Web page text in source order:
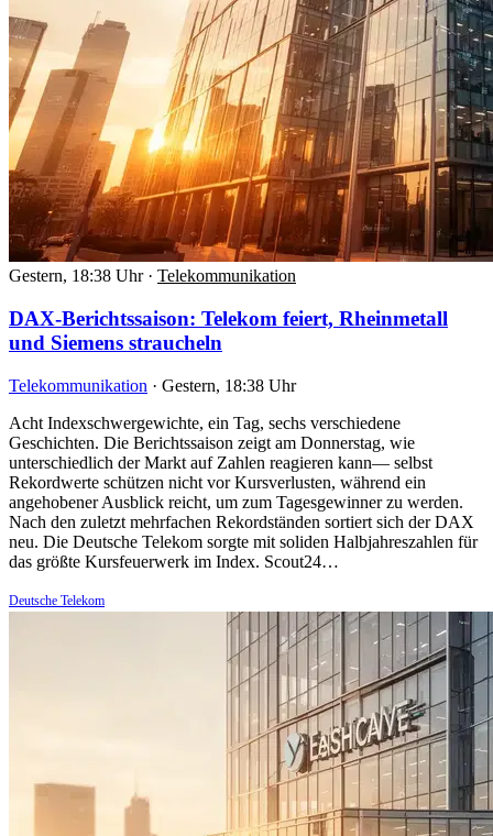
Gestern, 18:38 Uhr · Telekommunikation
DAX-Berichtssaison: Telekom feiert, Rheinmetall
und Siemens straucheln
Telekommunikation · Gestern, 18:38 Uhr
Acht Indexschwergewichte, ein Tag, sechs verschiedene
Geschichten. Die Berichtssaison zeigt am Donnerstag, wie
unterschiedlich der Markt auf Zahlen reagieren kann— selbst
Rekordwerte schützen nicht vor Kursverlusten, während ein
angehobener Ausblick reicht, um zum Tagesgewinner zu werden.
Nach den zuletzt mehrfachen Rekordständen sortiert sich der DAX
neu. Die Deutsche Telekom sorgte mit soliden Halbjahreszahlen für
das größte Kursfeuerwerk im Index. Scout24…
Deutsche Telekom